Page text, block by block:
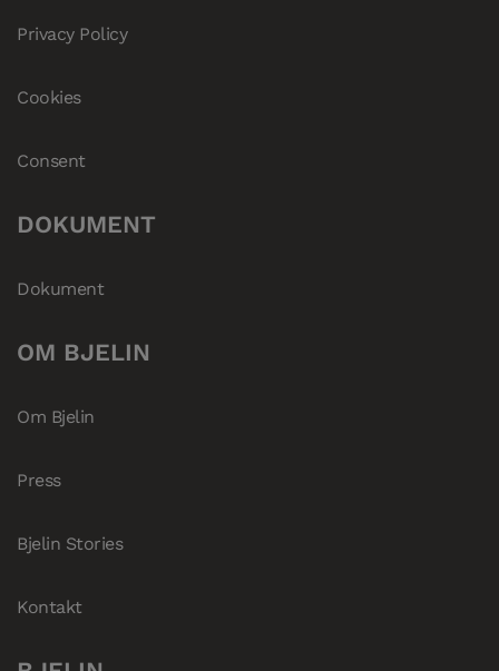
Privacy Policy
Cookies
Consent
DOKUMENT
Dokument
OM BJELIN
Om Bjelin
Press
Bjelin Stories
Kontakt